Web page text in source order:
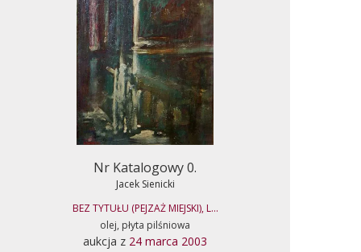
Nr Katalogowy 0.
Jacek Sienicki
BEZ TYTUŁU (PEJZAŻ MIEJSKI), L...
olej, płyta pilśniowa
aukcja z 24 marca 2003